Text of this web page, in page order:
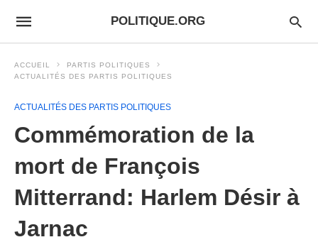
POLITIQUE.ORG
ACCUEIL
PARTIS POLITIQUES
ACTUALITÉS DES PARTIS POLITIQUES
ACTUALITÉS DES PARTIS POLITIQUES
Commémoration de la
mort de François
Mitterrand: Harlem Désir à
Jarnac